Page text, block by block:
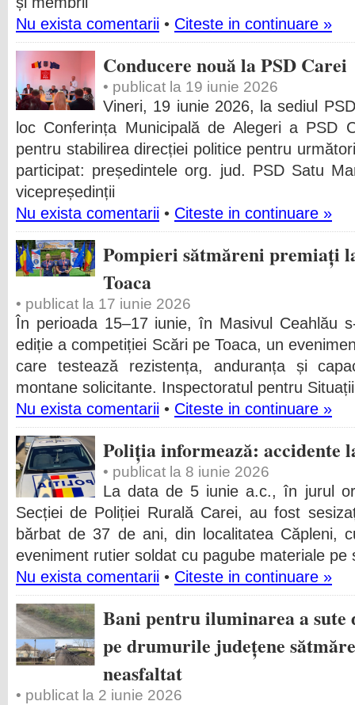
Nu exista comentarii • Citeste in continuare »
Conducere nouă la PSD Carei
• publicat la 19 iunie 2026
Vineri, 19 iunie 2026, la sediul
loc Conferința Municipală de Alegeri a PSD
pentru stabilirea direcției politice pentru
participat: președintele org. jud. PSD Satu
vicepreședinții
Nu exista comentarii • Citeste in continuare »
Pompieri sătmăreni premiați
Toaca
• publicat la 17 iunie 2026
În perioada 15–17 iunie, în Masivul Ceahlău
ediție a competiției Scări pe Toaca, un
care testează rezistența, anduranța și
montane solicitante. Inspectoratul pentru
Nu exista comentarii • Citeste in continuare »
Poliția informează: accidente
• publicat la 8 iunie 2026
La data de 5 iunie a.c., în jurul
Secției de Poliției Rurală Carei, au fost
bărbat de 37 de ani, din localitatea Căpleni,
eveniment rutier soldat cu pagube materiale pe
Nu exista comentarii • Citeste in continuare »
Bani pentru iluminarea a sute
pe drumurile județene
neasfaltat
• publicat la 2 iunie 2026